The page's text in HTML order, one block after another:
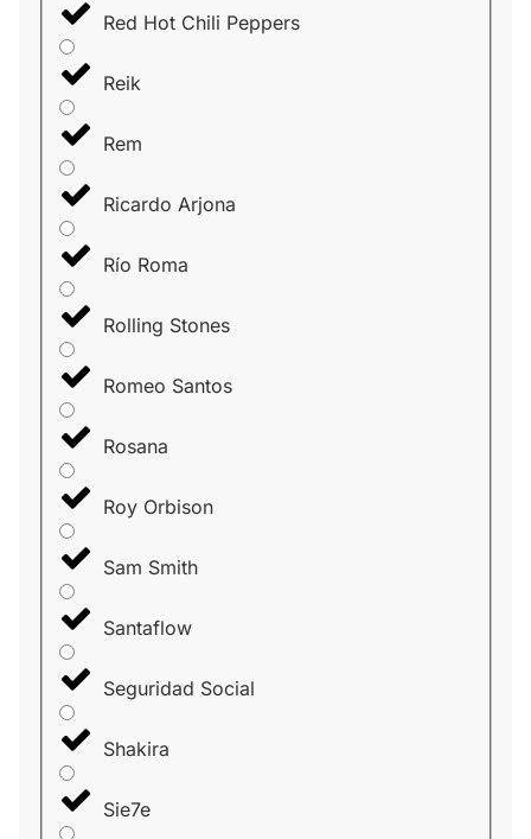
Red Hot Chili Peppers
Reik
Rem
Ricardo Arjona
Río Roma
Rolling Stones
Romeo Santos
Rosana
Roy Orbison
Sam Smith
Santaflow
Seguridad Social
Shakira
Sie7e